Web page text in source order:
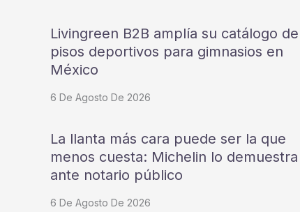
Livingreen B2B amplía su catálogo de
pisos deportivos para gimnasios en
México
6 De Agosto De 2026
La llanta más cara puede ser la que
menos cuesta: Michelin lo demuestra
ante notario público
6 De Agosto De 2026